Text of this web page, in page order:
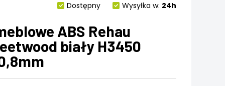
Dostępny Wysyłka w: 24h
ABS Rehau
biały H3450